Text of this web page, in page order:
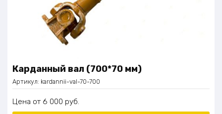
Карданный вал (700*70 мм)
Артикул: kardannii-val-70-700
Цена 6 000 руб.